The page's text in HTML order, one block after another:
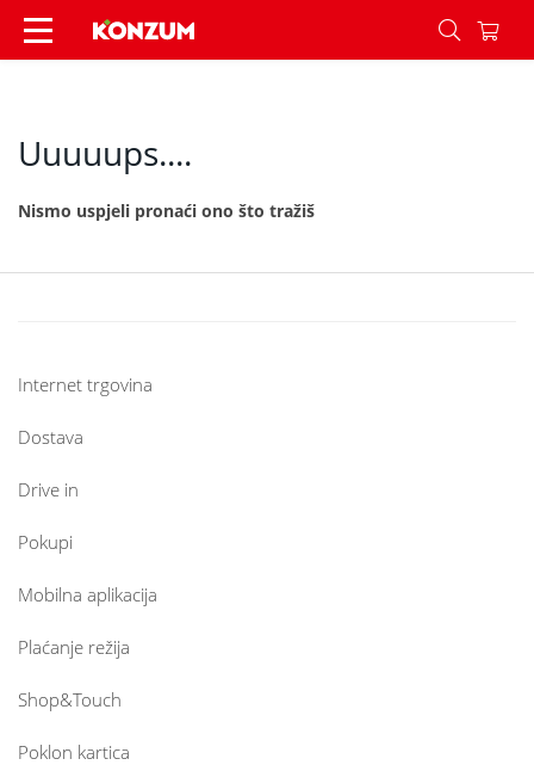
404 - Konzum
Uuuuups....
Nismo uspjeli pronaći ono što tražiš
Internet trgovina
Dostava
Drive in
Pokupi
Mobilna aplikacija
Plaćanje režija
Shop&Touch
Poklon kartica